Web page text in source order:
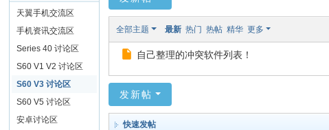
技
论
坛
天翼手机交流区
手机资讯交流区
Series 40 讨论区
S60 V1 V2 讨论区
S60 V3 讨论区
S60 V5 讨论区
安卓讨论区
全部主题 最新 热门 热帖 精华 更多
自己整理的冲突软件列表！
发新帖
快速发帖